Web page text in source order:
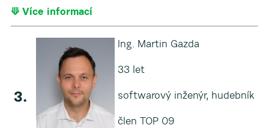
⟱ Více informací
3.
Ing. Martin Gazda
33 let
softwarový inženýr, hudebník
člen TOP 09